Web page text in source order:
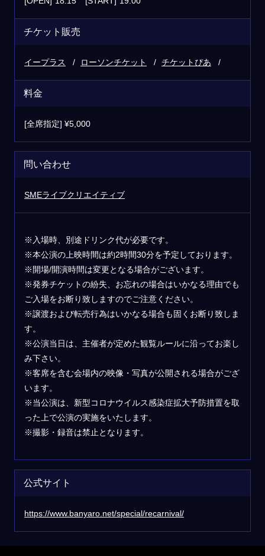
チケット販売
イープラス ローソンチケット チケットぴあ
料金
[全席指定] ¥5,000
問い合わせ
SMEライブクリエイティブ
※入場時、別途ドリンク代が必要です。
※本公演の上映時間は約2時間30分を予定しております。
※開場/開演時間は変更となる場合がございます。
※発券チケットの紛失、お忘れの場合はいかなる理由でも
ご入場をお断り致しますのでご注意ください。
※譲渡および転売行為はいかなる場合も固くお断り致しま
す。
※公演当日は、主催者が定めた観覧ルールに沿ってお楽し
み下さい。
※客席を含む会場内の映像・写真が公開される場合がござ
います。
※当公演は、新型コロナウイルス感染症拡大予防措置を取
った上で公演の実施をいたします。
※撮影・録音は禁止となります。
公式サイト
https://www.banyaro.net/special/recarnival/